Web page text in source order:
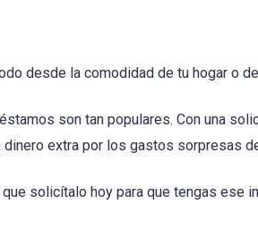
desde la comodidad de tu hogar o
son tan populares. Con una
extra por los gastos sorpresas
solicítalo hoy para que tengas ese